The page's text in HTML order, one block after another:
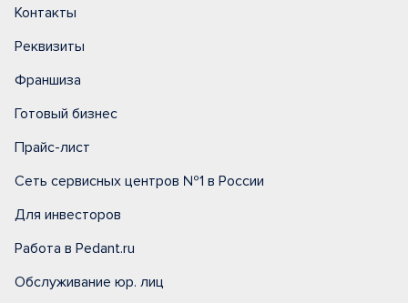
Контакты
Реквизиты
Франшиза
Готовый бизнес
Прайс-лист
Сеть сервисных центров №1 в России
Для инвесторов
Работа в Pedant.ru
Обслуживание юр. лиц